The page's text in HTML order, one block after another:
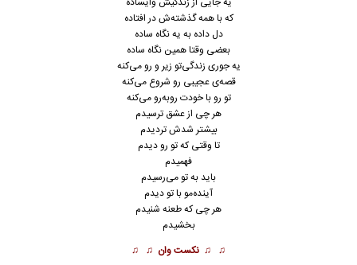
که با همه گذشته‌ش در افتاده
دل داده به یه نگاه ساده
بعضی وقتا همین نگاه ساده
یه جوری زندگی‌تو زیر و رو می‌کنه
قصه‌ی عجیبی رو شروع می‌کنه
تو رو با خودت روبه‌رو می‌کنه
هر چی از عشق ترسیدم
بیشتر شدش تردیدم
تا وقتی که تو رو دیدم
فهمیدم
باید به تو می‌رسیدم
آینده‌مو با تو دیدم
هر چی که طعنه شنیدم
بخشیدم
♫ ♫ نکست وان ♫ ♫